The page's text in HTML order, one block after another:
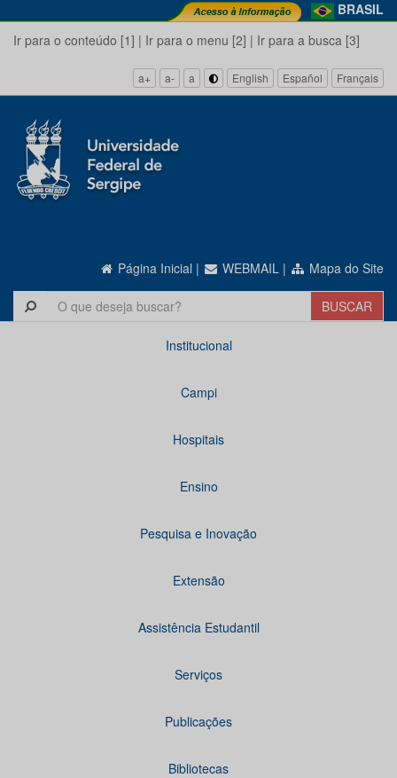
BRASIL
Ir para o conteúdo [1] | Ir para o menu [2] | Ir para a busca [3]
a+ a- a English Español Français
Página Inicial | WEBMAIL | Mapa do Site
Institucional
Campi
Hospitais
Ensino
Pesquisa e Inovação
Extensão
Assistência Estudantil
Serviços
Publicações
Bibliotecas